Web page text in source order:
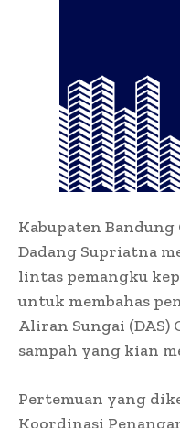
Kabupaten
Dadang Supriatna
lintas pemangku
untuk membahas
Aliran Sungai (DAS)
sampah yang kian
Pertemuan yang
Koordinasi